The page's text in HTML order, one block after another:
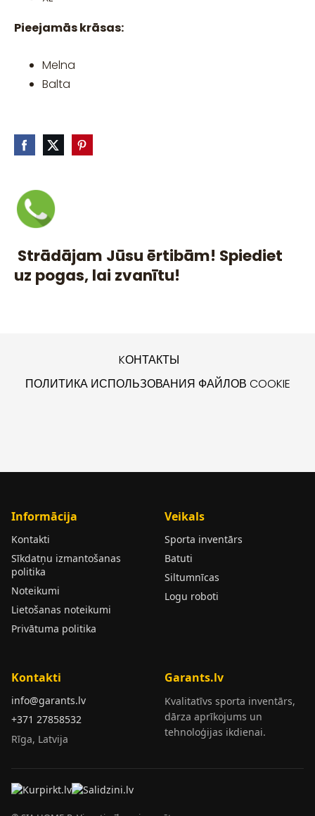
Strādājam Jūsu ērtibām! Spiediet
uz pogas, lai zvanītu!
Pieejamās krāsas:
Melna
Balta
KОНТАКТЫ
ПОЛИТИКА ИСПОЛЬЗОВАНИЯ ФАЙЛОВ COOKIE
Informācija
Kontakti
Sīkdatņu izmantošanas
politika
Noteikumi
Lietošanas noteikumi
Privātuma politika
Veikals
Sporta inventārs
Batuti
Siltumnīcas
Logu roboti
Kontakti
info@garants.lv
+371 27858532
Rīga, Latvija
Garants.lv
Kvalitatīvs sporta inventārs,
dārza aprīkojums un
tehnoloģijas ikdienai.